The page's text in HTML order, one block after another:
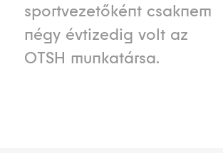
sportvezetőként csaknem
négy évtizedig volt az
OTSH munkatársa.